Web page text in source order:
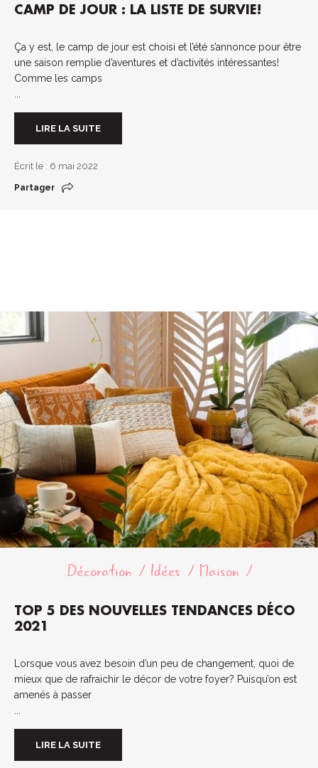
CAMP DE JOUR : LA LISTE DE SURVIE!
Ça y est, le camp de jour est choisi et l’été s’annonce pour être
une saison remplie d’aventures et d’activités intéressantes!
Comme les camps
LIRE LA SUITE
Écrit le : 6 mai 2022
Partager
Décoration Idées Maison
TOP 5 DES NOUVELLES TENDANCES DÉCO
2021
Lorsque vous avez besoin d’un peu de changement, quoi de
mieux que de rafraichir le décor de votre foyer? Puisqu’on est
amenés à passer
LIRE LA SUITE